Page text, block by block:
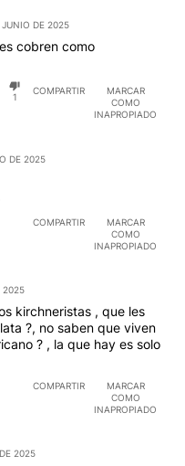
JUNIO DE 2025
cobren como
1
COMPARTIR
MARCAR
COMO
INAPROPIADO
DE 2025
COMPARTIR
MARCAR
COMO
INAPROPIADO
2025
kirchneristas , que les
?, no saben que viven
? , la que hay es solo
COMPARTIR
MARCAR
COMO
INAPROPIADO
2025